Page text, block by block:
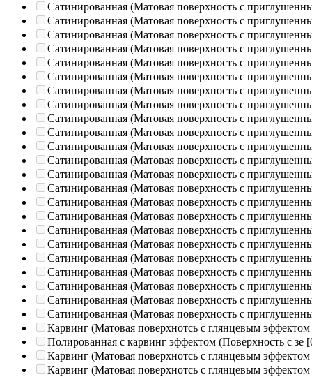
Сатинированная (Матовая поверхность с
Сатинированная (Матовая поверхность с
Сатинированная (Матовая поверхность с
Сатинированная (Матовая поверхность с
Сатинированная (Матовая поверхность с
Сатинированная (Матовая поверхность с
Сатинированная (Матовая поверхность с
Сатинированная (Матовая поверхность с
Сатинированная (Матовая поверхность с
Сатинированная (Матовая поверхность с
Сатинированная (Матовая поверхность с
Сатинированная (Матовая поверхность с
Сатинированная (Матовая поверхность с
Сатинированная (Матовая поверхность с
Сатинированная (Матовая поверхность с
Сатинированная (Матовая поверхность с
Сатинированная (Матовая поверхность с
Сатинированная (Матовая поверхность с
Сатинированная (Матовая поверхность с
Сатинированная (Матовая поверхность с
Сатинированная (Матовая поверхность с
Сатинированная (Матовая поверхность с
Сатинированная (Матовая поверхность с
Карвинг (Матовая поверхнотсь с глянцевым эффектом
Полированная c карвинг эффектом (Поверхность с зе
Карвинг (Матовая поверхнотсь с глянцевым эффектом
Карвинг (Матовая поверхнотсь с глянцевым эффектом